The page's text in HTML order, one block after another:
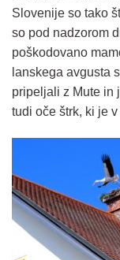
Slovenije so tako
so pod nadzorom
poškodovano
lanskega avgusta
pripeljali z Mute in
tudi oče štrk, ki je